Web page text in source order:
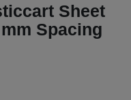
Sheet
Spacing